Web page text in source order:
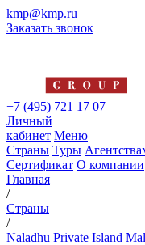
kmp@kmp.ru
Заказать звонок
+7 (495) 721 17 07
Личный
кабинет Меню
Страны Туры
Сертификат О компании
Главная
/
Страны
/
Naladhu Private Island